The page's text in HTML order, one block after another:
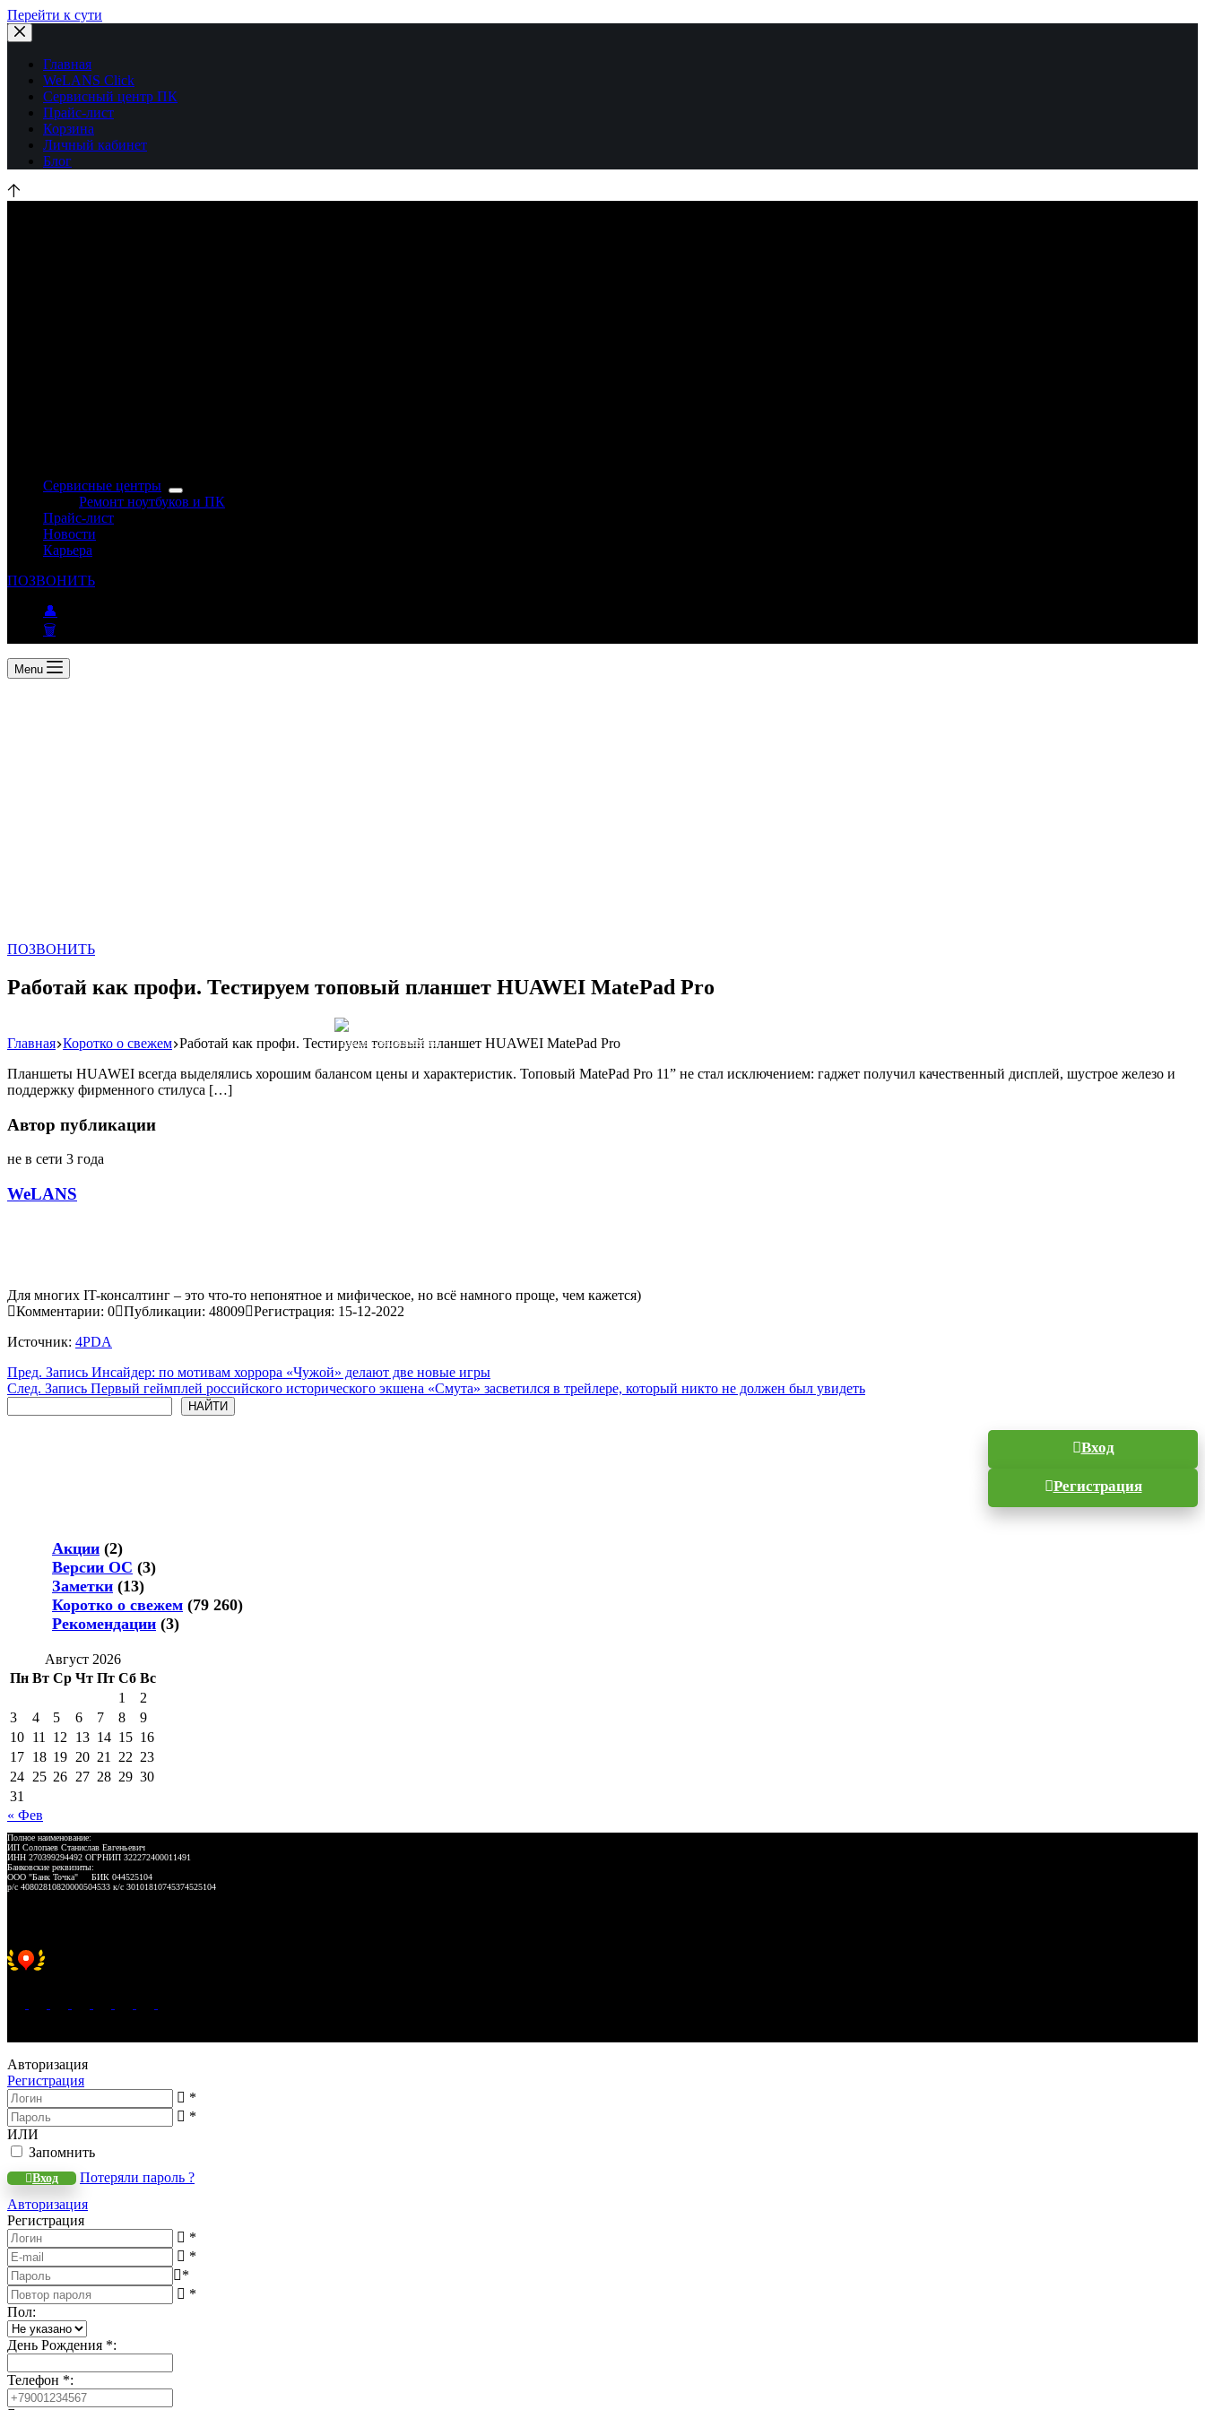
Перейти к сути
Главная
WeLANS Click
Сервисный центр ПК
Прайс-лист
Корзина
Личный кабинет
Блог
Сервисные центры
Ремонт ноутбуков и ПК
Прайс-лист
Новости
Карьера
ПОЗВОНИТЬ
👤
🗑
Menu
ПОЗВОНИТЬ
Работай как профи. Тестируем топовый планшет HUAWEI MatePad Pro
Реклама: WeLANS облако
Главная Коротко о свежем Работай как профи. Тестируем топовый планшет HUAWEI MatePad Pro
Планшеты HUAWEI всегда выделялись хорошим балансом цены и характеристик. Топовый MatePad Pro 11” не стал исключением: гаджет получил качественный дисплей, шустрое железо и
поддержку фирменного стилуса […]
Автор публикации
не в сети 3 года
WeLANS
Для многих IT-консалтинг – это что-то непонятное и мифическое, но всё намного проще, чем кажется)
Комментарии: 0 Публикации: 48009 Регистрация: 15-12-2022
Источник: 4PDA
Пред. Запись Инсайдер: по мотивам хоррора «Чужой» делают две новые игры
След. Запись Первый геймплей российского исторического экшена «Смута» засветился в трейлере, который никто не должен был увидеть
НАЙТИ
Вход
Регистрация
Акции (2)
Версии ОС (3)
Заметки (13)
Коротко о свежем (79 260)
Рекомендации (3)
Август 2026
Пн Вт Ср Чт Пт Сб Вс
1
2
3
4 5 6 7 8
9
10 11 12 13 14 15 16
17 18 19 20 21 22 23
24 25 26 27 28 29 30
31
« Фев
Полное наименование:
ИП Солопаев Станислав Евгеньевич
ИНН 270399294492 ОГРНИП 322272400011491
Банковские реквизиты:
ООО "Банк Точка" БИК 044525104
р/с 40802810820000504533 к/с 30101810745374525104
Авторизация
Регистрация
*
*
ИЛИ
Запомнить
Вход
Потеряли пароль ?
Авторизация
Регистрация
*
*
*
*
Пол:
День Рождения *:
Телефон *: